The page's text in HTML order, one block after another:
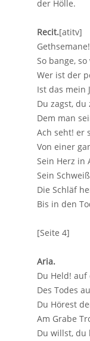
der Hölle.
Recit.[atitv]
So bange,
Wer ist der
Ist das mein
Du zagst,
Dem man
Ach seht! er
Von einer
Sein Herz in
Sein
Die Schläf
Bis in den
[Seite 4]
Aria.
Du Held!
Des Todes
Du Hörest
Am Grabe
Du willst, du